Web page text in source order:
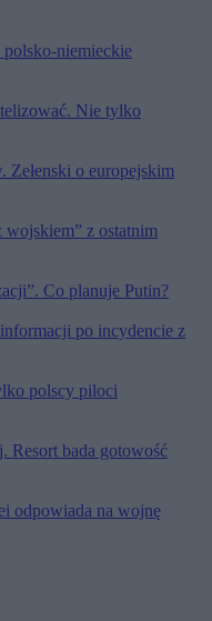
polsko-niemieckie
Nie tylko
o europejskim
wojskiem” z ostatnim
Co planuje Putin?
po incydencie z
polscy piloci
Resort bada gotowość
odpowiada na wojnę